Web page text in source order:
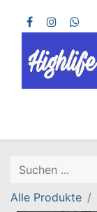
Alle Produkte